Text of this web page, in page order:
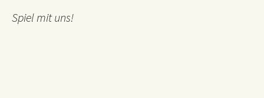
Spiel mit uns!